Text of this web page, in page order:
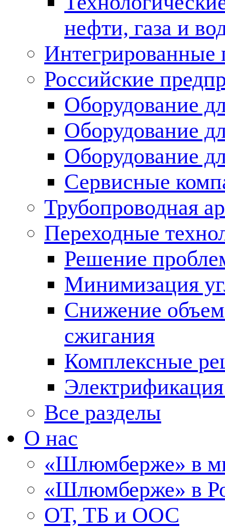
нефти, газа и
Российские
Оборудование
Оборудование
Оборудование
Сервисные
Трубопроводная
Переходные
Решение
Минимизация
Снижение
сжигания
Комплексные
Все разделы
О нас
«Шлюмберже» в
«Шлюмберже» в
ОТ, ТБ и ООС